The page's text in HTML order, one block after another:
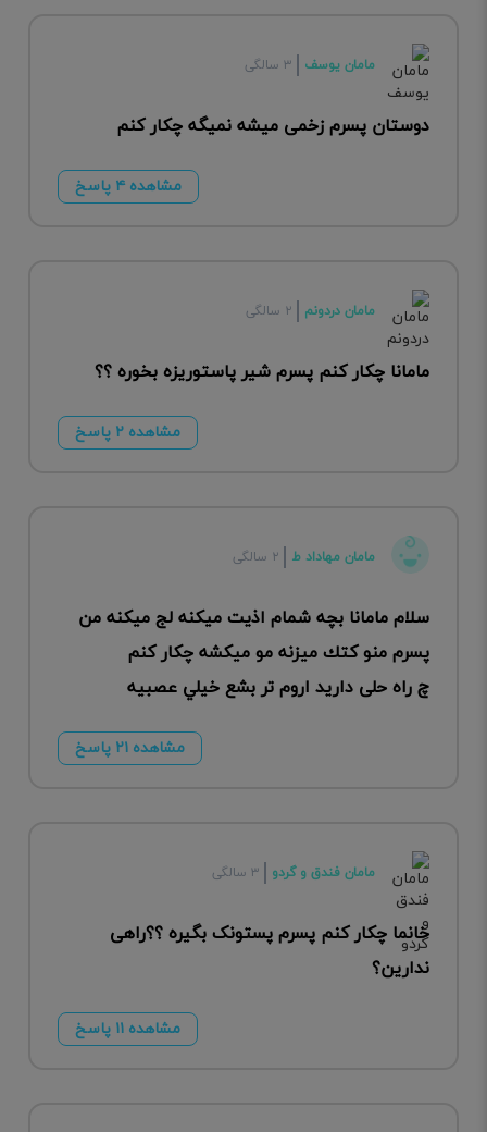
مامان یوسف ۳ سالگی
دوستان پسرم زخمی میشه نمیگه چکار کنم
مشاهده ۴ پاسخ
مامان دردونم ۲ سالگی
مامانا چکار کنم پسرم شیر پاستوریزه بخوره ؟؟
مشاهده ۲ پاسخ
مامان مهاداد ط ۲ سالگی
سلام مامانا بچه شمام اذيت ميكنه لج ميكنه من
پسرم منو كتك ميزنه مو ميكشه چكار كنم
چ راه حلى داريد اروم تر بشع خيلي عصبيه
مشاهده ۲۱ پاسخ
مامان فندق و گردو ۳ سالگی
خانما چکار کنم پسرم پستونک بگیره ؟؟راهی
ندارین؟
مشاهده ۱۱ پاسخ